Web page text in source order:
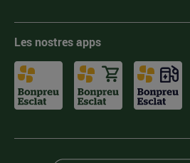
Les nostres apps